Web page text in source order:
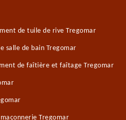
de tuile de rive Tregomar
salle de bain Tregomar
de faîtière et faîtage Tregomar
Tregomar